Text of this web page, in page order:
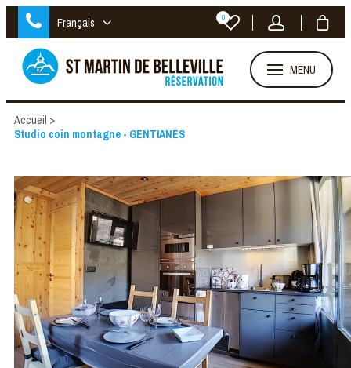
Français 0
MENU
Accueil >
Studio coin montagne - GENTIANES